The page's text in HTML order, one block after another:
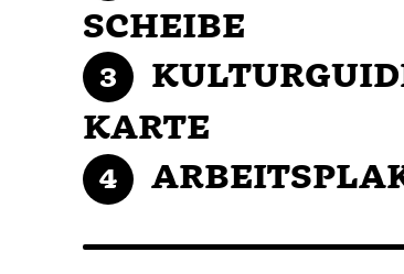
SCHEIBE
KARTE